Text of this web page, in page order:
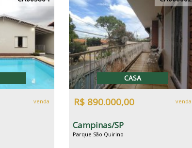
venda
CASA
R$ 890.000,00 venda
Campinas/SP
Parque São Quirino